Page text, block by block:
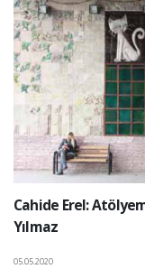
Cahide Erel:
Yılmaz
05.05.2020